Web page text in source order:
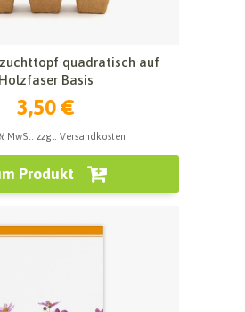
quadratisch auf
Holzfaser Basis
3,50 €
MwSt. zzgl. Versandkosten
Produkt